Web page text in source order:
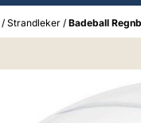
/ Strandleker / Badeball